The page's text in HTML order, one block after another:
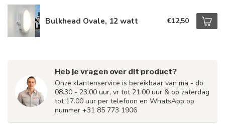
Bulkhead Ovale, 12 watt €12,50
Heb je vragen over dit product?
Onze klantenservice is bereikbaar van ma - do
08.30 - 23.00 uur, vr tot 21.00 uur & op zaterdag
tot 17.00 uur per telefoon en WhatsApp op
nummer +31 85 773 1906